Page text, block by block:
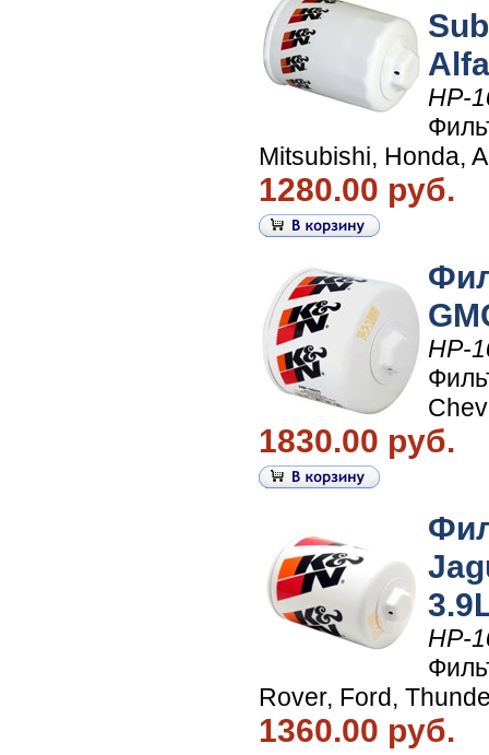
HP-
Mitsubishi, Honda,
1280.00 руб.
HP-
1830.00 руб.
HP-
Rover, Ford,
1360.00 руб.